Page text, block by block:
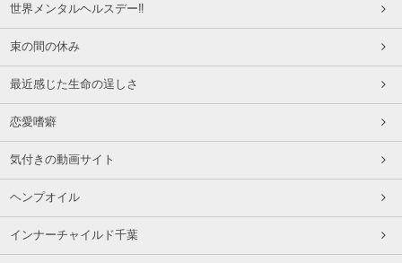
世界メンタルヘルスデー‼️
束の間の休み
最近感じた生命の逞しさ
恋愛嗜癖
気付きの動画サイト
ヘンプオイル
インナーチャイルド千葉